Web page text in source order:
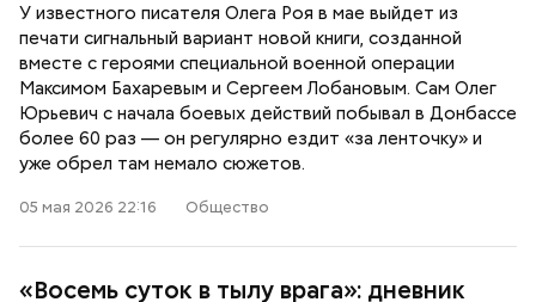
У известного писателя Олега Роя в мае выйдет из
печати сигнальный вариант новой книги, созданной
вместе с героями специальной военной операции
Максимом Бахаревым и Сергеем Лобановым. Сам Олег
Юрьевич с начала боевых действий побывал в Донбассе
более 60 раз — он регулярно ездит «за ленточку» и
уже обрел там немало сюжетов.
05 мая 2026 22:16 Общество
«Восемь суток в тылу врага»: дневник